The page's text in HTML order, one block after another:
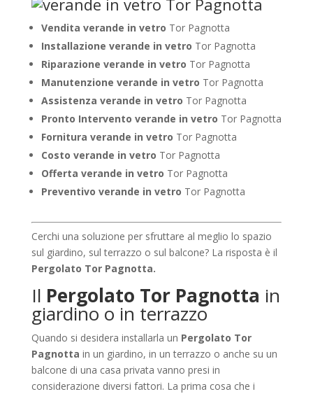
Vendita verande in vetro Tor Pagnotta
Installazione verande in vetro Tor Pagnotta
Riparazione verande in vetro Tor Pagnotta
Manutenzione verande in vetro Tor Pagnotta
Assistenza verande in vetro Tor Pagnotta
Pronto Intervento verande in vetro Tor Pagnotta
Fornitura verande in vetro Tor Pagnotta
Costo verande in vetro Tor Pagnotta
Offerta verande in vetro Tor Pagnotta
Preventivo verande in vetro Tor Pagnotta
Cerchi una soluzione per sfruttare al meglio lo spazio
sul giardino, sul terrazzo o sul balcone? La risposta è il
Pergolato Tor Pagnotta.
Il Pergolato Tor Pagnotta in
giardino o in terrazzo
Quando si desidera installarla un Pergolato Tor
Pagnotta in un giardino, in un terrazzo o anche su un
balcone di una casa privata vanno presi in
considerazione diversi fattori. La prima cosa che i